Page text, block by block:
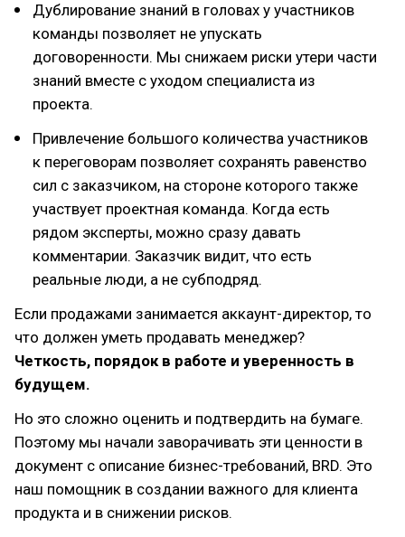
Дублирование знаний в головах у участников
команды позволяет не упускать
договоренности. Мы снижаем риски утери части
знаний вместе с уходом специалиста из
проекта.
Привлечение большого количества участников
к переговорам позволяет сохранять равенство
сил с заказчиком, на стороне которого также
участвует проектная команда. Когда есть
рядом эксперты, можно сразу давать
комментарии. Заказчик видит, что есть
реальные люди, а не субподряд.
Если продажами занимается аккаунт-директор, то
что должен уметь продавать менеджер?
Четкость, порядок в работе и уверенность в
будущем.
Но это сложно оценить и подтвердить на бумаге.
Поэтому мы начали заворачивать эти ценности в
документ с описание бизнес-требований, BRD. Это
наш помощник в создании важного для клиента
продукта и в снижении рисков.